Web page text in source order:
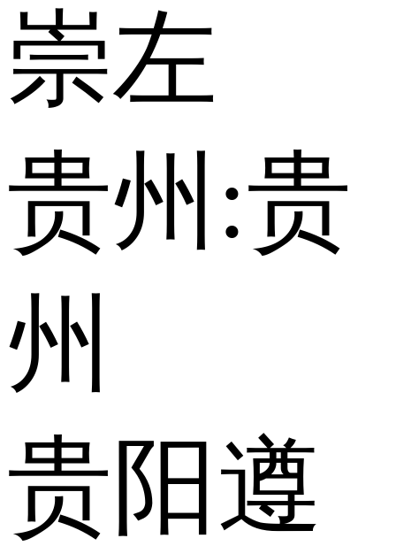
崇左
贵州:贵
州
贵阳遵